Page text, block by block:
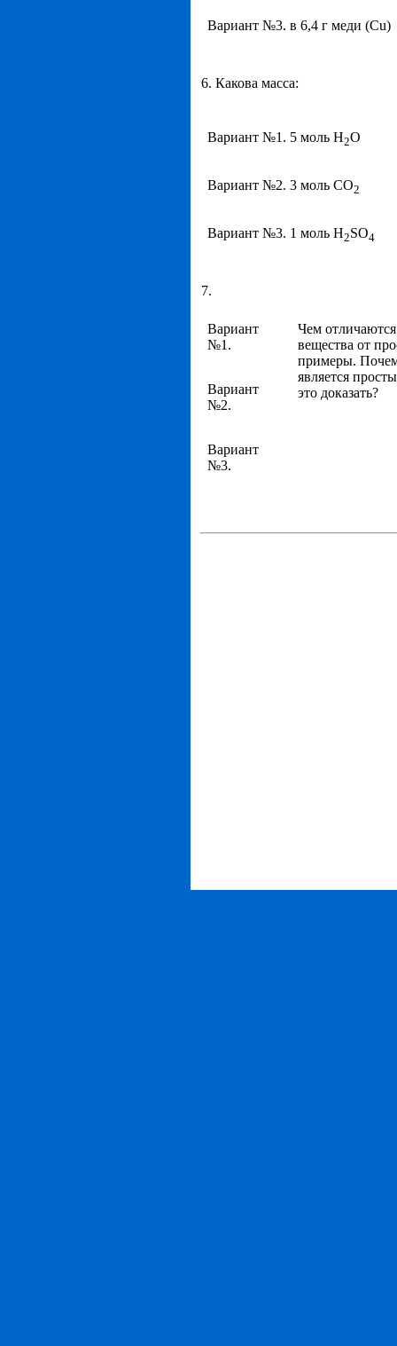
Вариант №3. в 6,4 г меди (Cu)
6. Какова масса:
Вариант №1. 5 моль H2O
Вариант №2. 3 моль CO2
Вариант №3. 1 моль H2SO4
7.
Вариант
№1.
Чем
вещества от
примеры.
является
это доказать?
Вариант
№2.
Вариант
№3.